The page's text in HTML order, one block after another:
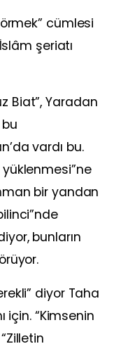
cümlesi
şeriatı
Biat”, Yaradan
vardı bu.
ne
bir yandan
nde
bunların
diyor Taha
için. “Kimsenin
“Zilletin